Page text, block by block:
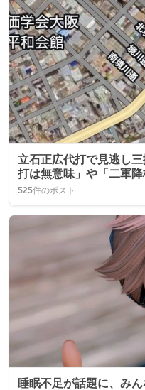
立石正広代打で見逃し
打は無意味」や「二軍
525件のポスト
睡眠不足が話題に、み